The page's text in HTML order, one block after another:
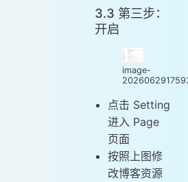
3.3 第三步：
开启
image-
点击 Setting
进入 Page
页面
按照上图修
改博客资源